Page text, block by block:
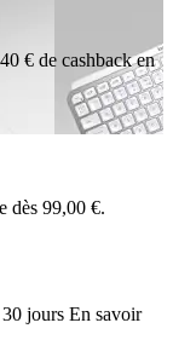
€ de cashback en
dès 99,00 €.
jours En savoir